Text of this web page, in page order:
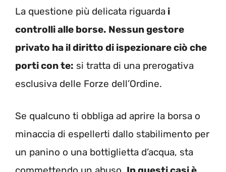
La questione più delicata riguarda i
controlli alle borse. Nessun gestore
privato ha il diritto di ispezionare ciò che
porti con te: si tratta di una prerogativa
esclusiva delle Forze dell’Ordine.
Se qualcuno ti obbliga ad aprire la borsa o
minaccia di espellerti dallo stabilimento per
un panino o una bottiglietta d’acqua, sta